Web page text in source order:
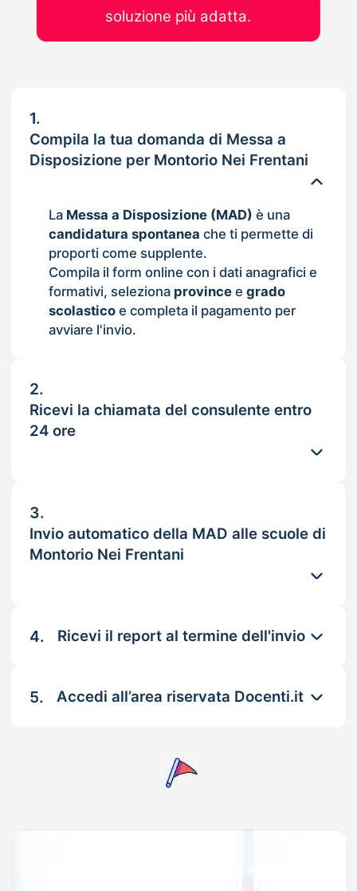
1.
Compila la tua domanda di Messa a
Disposizione per Montorio Nei Frentani
La Messa a Disposizione (MAD) è una
candidatura spontanea che ti permette di
proporti come supplente.
Compila il form online con i dati anagrafici e
formativi, seleziona provincee grado
scolasticoe completa il pagamento per
avviare l'invio.
2.
Ricevi la chiamata del consulente entro
24 ore
3.
Invio automatico della MAD alle scuole di
Montorio Nei Frentani
4. Ricevi il report al termine dell'invio
5. Accedi all’area riservata Docenti.it
soluzione più adatta.